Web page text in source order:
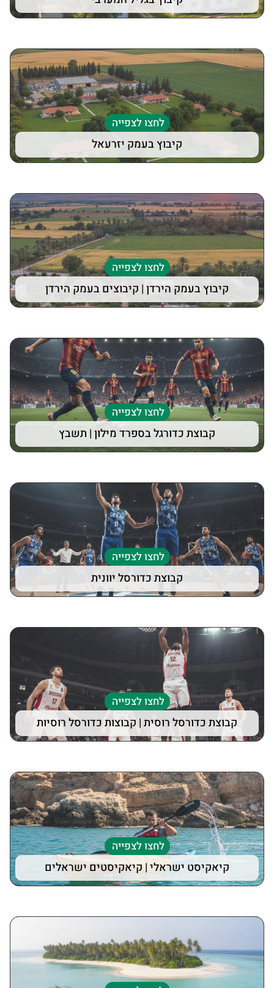
לחצו לצפייה
קיבוץ בעמק יזרעאל
לחצו לצפייה
קיבוץ בעמק הירדן | קיבוצים בעמק הירדן
לחצו לצפייה
קבוצת כדורגל בספרד מילון | תשבץ
לחצו לצפייה
קבוצת כדורסל יוונית
לחצו לצפייה
קבוצת כדורסל רוסית | קבוצות כדורסל רוסיות
לחצו לצפייה
קיאקיסט ישראלי | קיאקיסטים ישראלים